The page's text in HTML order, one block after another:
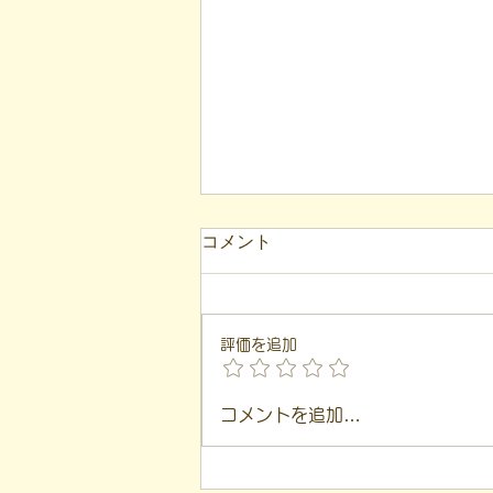
【代表ブログ】アメフトの戦
コメント
評価を追加
コメントを追加…